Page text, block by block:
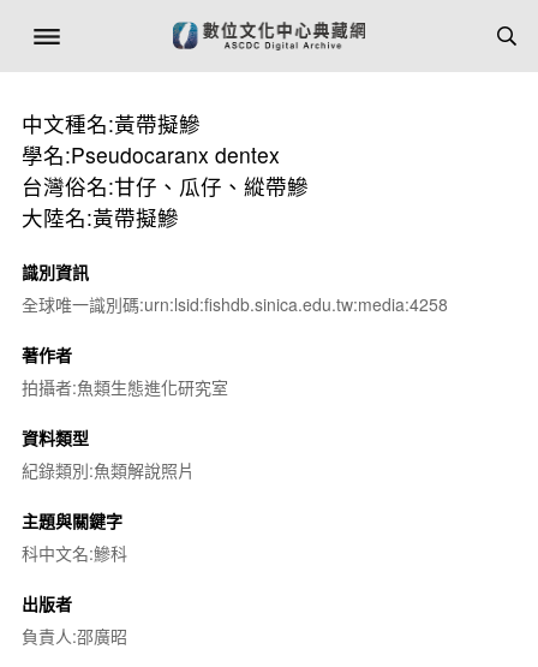
中文種名:黃帶擬鰺
學名:Pseudocaranx dentex
台灣俗名:甘仔、瓜仔、縱帶鰺
大陸名:黃帶擬鰺
識別資訊
全球唯一識別碼:urn:lsid:fishdb.sinica.edu.tw:media:4258
著作者
拍攝者:魚類生態進化研究室
資料類型
紀錄類別:魚類解說照片
主題與關鍵字
科中文名:鰺科
出版者
負責人:邵廣昭